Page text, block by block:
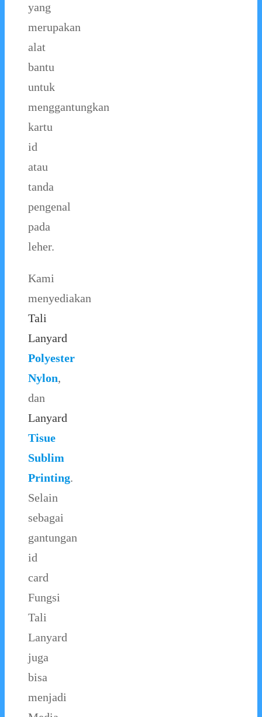
yang
merupakan
alat
bantu
untuk
menggantungkan
kartu
id
atau
tanda
pengenal
pada
leher.
Kami
menyediakan
Tali
Lanyard
Polyester
Nylon,
dan
Lanyard
Tisue
Sublim
Printing.
Selain
sebagai
gantungan
id
card
Fungsi
Tali
Lanyard
juga
bisa
menjadi